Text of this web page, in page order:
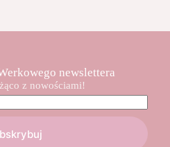
newslettera
z nowościami!